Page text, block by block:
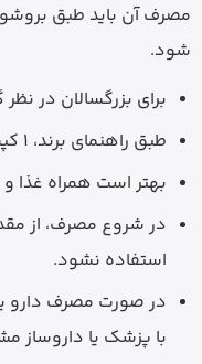
مصرف آن باید طبق
شود.
برای بزرگسالان در
طبق راهنمای برند، 1 کپسول، 1 تا 2 بار در روز مصرف شود.
بهتر است همراه غذا
در شروع مصرف، از
استفاده نشود.
در صورت مصرف دارو
با پزشک یا داروساز